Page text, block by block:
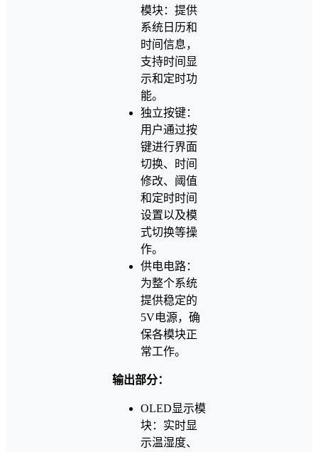
模块：提供
系统日历和
时间信息，
支持时间显
示和定时功
能。
独立按键：
用户通过按
键进行界面
切换、时间
修改、阈值
和定时时间
设置以及模
式切换等操
作。
供电电路：
为整个系统
提供稳定的
5V电源，确
保各模块正
常工作。
输出部分：
OLED显示模
块：实时显
示温湿度、